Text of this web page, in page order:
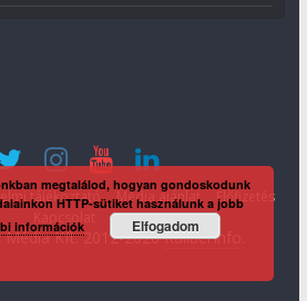
tájékoztató Média ajánlat
Előfizetés
Média Kft. 2012-2026KaliberInfo
megtalálod, hogyan gondoskodunk
HTTP-sütiket használunk a jobb
információk Elfogadom